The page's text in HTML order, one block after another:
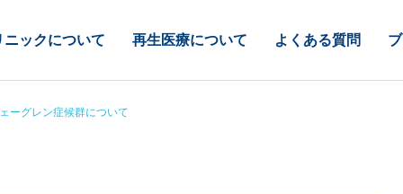
ニックについて 再生医療について よくある質問
ーグレン症候群について